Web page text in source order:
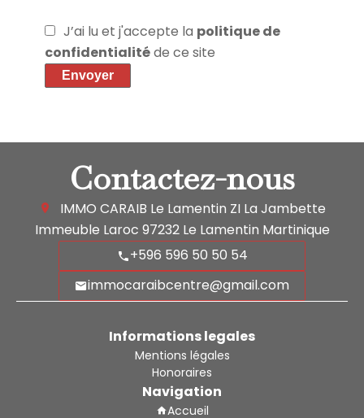
J’ai lu et j'accepte la politique de
confidentialitéde ce site
Envoyer
Contactez-nous
IMMO CARAIB Le Lamentin ZI La Jambette
Immeuble Laroc 97232Le Lamentin Martinique
+596 596 50 50 54
immocaraibcentre@gmail.com
Informations legales
Mentions légales
Honoraires
Navigation
Accueil